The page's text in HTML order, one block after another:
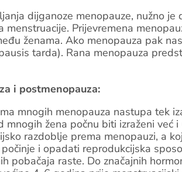
dijganoze menopauze, nužno
menstruacije. Prijevremena
ženama. Ako menopauza pak
tarda). Rana menopauza
i postmenopauza:
mnogih menopauza nastupa tek
mnogih žena počnu biti izraženi već
razdoblje prema menopauzi, a
i opadati reprodukcijska
pobačaja raste. Do značajnih